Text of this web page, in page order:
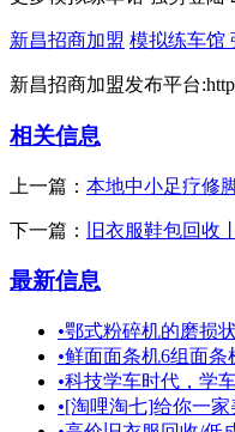
新昌招商加盟 模拟练车馆
新昌招商加盟发布平台
相关信息
上一篇： 本地中小足疗修
下一篇： 旧衣服鞋包回收
最新信息
•鄂式粉碎机的磨损
•鲜面面条机6组面条
•科技学车时代，学
•[淘哩淘七]给你一